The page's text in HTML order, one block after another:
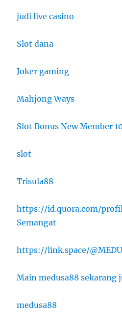
judi live casino
Slot dana
Joker gaming
Mahjong Ways
Slot Bonus New Member
slot
Trisula88
https://id.quora.com/
Semangat
https://link.space/
Main medusa88 sekarang
medusa88